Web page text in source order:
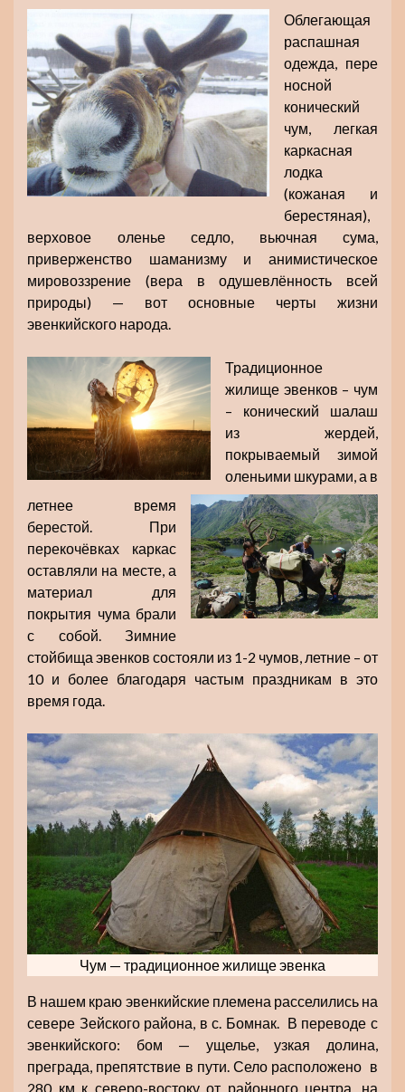
Облегающая
распашная
одежда, пере
носной
конический
чум, легкая
каркасная
лодка
(кожаная и
берестяная),
верховое оленье седло, вьючная сума,
приверженство шаманизму и анимистическое
мировоззрение (вера в одушевлённость всей
природы) — вот основные черты жизни
эвенкийского народа.
Традиционное
жилище эвенков – чум
– конический шалаш
из жердей,
покрываемый зимой
оленьими шкурами, а в
летнее время
берестой. При
перекочёвках каркас
оставляли на месте, а
материал для
покрытия чума брали
с собой. Зимние
стойбища эвенков состояли из 1-2 чумов, летние – от
10 и более благодаря частым праздникам в это
время года.
Чум — традиционное жилище эвенка
В нашем краю эвенкийские племена расселились на
севере Зейского района, в с. Бомнак. В переводе с
эвенкийского: бом — ущелье, узкая долина,
преграда, препятствие в пути. Село расположено в
280 км к северо-востоку от районного центра, на